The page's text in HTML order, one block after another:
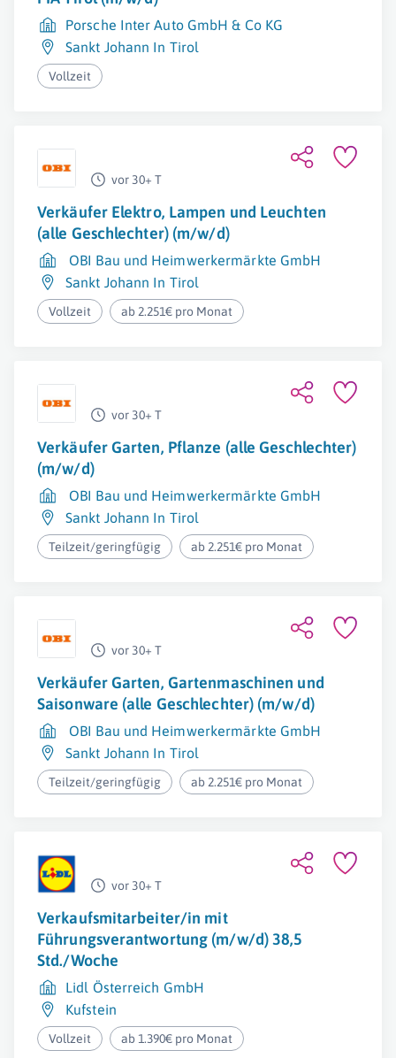
Porsche Inter Auto GmbH & Co KG
Sankt Johann In Tirol
Vollzeit
vor 30+ T
Verkäufer Elektro, Lampen und Leuchten
(alle Geschlechter) (m/w/d)
OBI Bau und Heimwerkermärkte GmbH
Sankt Johann In Tirol
Vollzeit ab 2.251€ pro Monat
vor 30+ T
Verkäufer Garten, Pflanze (alle Geschlechter)
(m/w/d)
OBI Bau und Heimwerkermärkte GmbH
Sankt Johann In Tirol
Teilzeit/geringfügig ab 2.251€ pro Monat
vor 30+ T
Verkäufer Garten, Gartenmaschinen und
Saisonware (alle Geschlechter) (m/w/d)
OBI Bau und Heimwerkermärkte GmbH
Sankt Johann In Tirol
Teilzeit/geringfügig ab 2.251€ pro Monat
vor 30+ T
Verkaufsmitarbeiter/in mit
Führungsverantwortung (m/w/d) 38,5
Std./Woche
Lidl Österreich GmbH
Kufstein
Vollzeit ab 1.390€ pro Monat